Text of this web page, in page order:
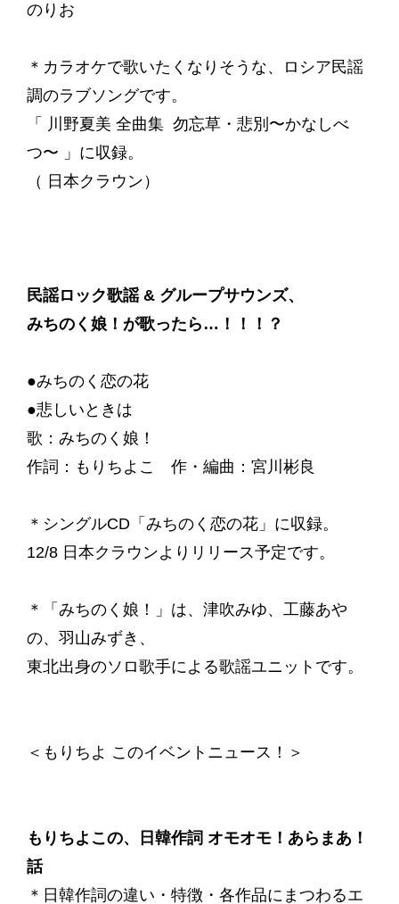
のりお
＊カラオケで歌いたくなりそうな、ロシア民謡
調のラブソングです。
「 川野夏美 全曲集 勿忘草・悲別〜かなしべ
つ〜 」に収録。
（ 日本クラウン）
民謡ロック歌謡 & グループサウンズ、
みちのく娘！が歌ったら…！！！？
●みちのく恋の花
●悲しいときは
歌：みちのく娘！
作詞：もりちよこ 作・編曲：宮川彬良
＊シングルCD「みちのく恋の花」に収録。
12/8 日本クラウンよりリリース予定です。
＊「みちのく娘！」は、津吹みゆ、工藤あや
の、羽山みずき、
東北出身のソロ歌手による歌謡ユニットです。
＜もりちよ このイベントニュース！＞
もりちよこの、日韓作詞 オモオモ！あらまあ！
話
＊日韓作詞の違い・特徴・各作品にまつわるエ